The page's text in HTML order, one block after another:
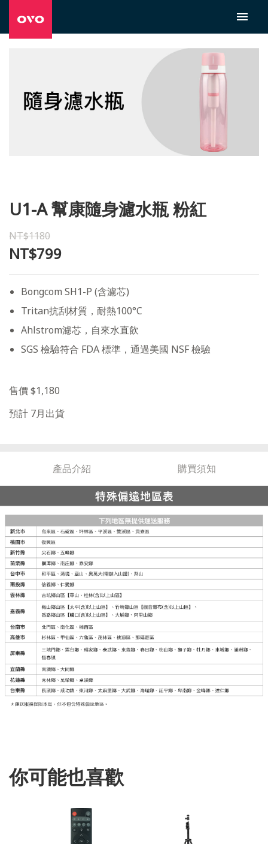
U1-A 幫康隨身濾水瓶 粉紅
NT$1180
NT$799
Bongcom SH1-P (含濾芯)
Tritan抗刮材質，耐熱100°C
Ahlstrom濾芯，自來水直飲
SGS 檢驗符合 FDA 標準，通過美國 NSF 檢驗
售價 $1,180
預計 7月出貨
產品介紹 購買須知
你可能也喜歡